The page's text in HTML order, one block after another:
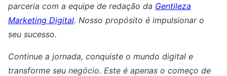
parceria com a equipe de redação da Gentileza
Marketing Digital. Nosso propósito é impulsionar o
seu sucesso.
Continue a jornada, conquiste o mundo digital e
transforme seu negócio. Este é apenas o começo de